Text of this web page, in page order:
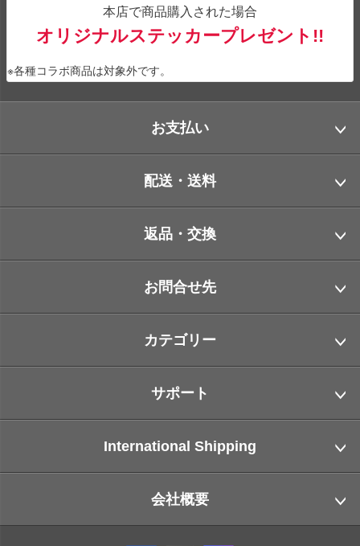
本店で商品購入された場合
オリジナルステッカープレゼント!!
※各種コラボ商品は対象外です。
お支払い
配送・送料
返品・交換
お問合せ先
カテゴリー
サポート
International Shipping
会社概要